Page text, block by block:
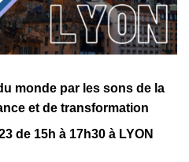
monde par les sons de la
et de transformation
de 15h à 17h30 à LYON